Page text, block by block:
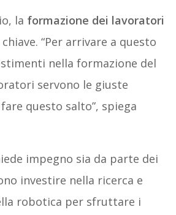
la formazione dei lavoratori
“Per arrivare a questo
nella formazione del
servono le giuste
questo salto”, spiega
impegno sia da parte dei
investire nella ricerca e
robotica per sfruttare i